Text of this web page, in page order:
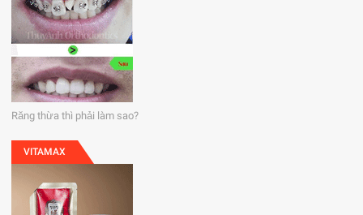
Răng thừa thì phải làm sao?
VITAMAX